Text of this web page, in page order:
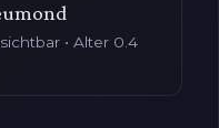
• Alter 0.4